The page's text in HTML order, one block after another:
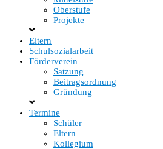
Oberstufe
Projekte
Eltern
Schulsozialarbeit
Förderverein
Satzung
Beitragsordnung
Gründung
Termine
Schüler
Eltern
Kollegium